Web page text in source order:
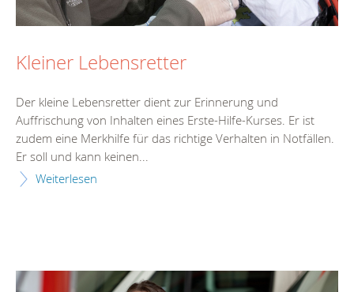
Kleiner Lebensretter
Der kleine Lebensretter dient zur Erinnerung und
Auffrischung von Inhalten eines Erste-Hilfe-Kurses. Er ist
zudem eine Merkhilfe für das richtige Verhalten in Notfällen.
Er soll und kann keinen...
Weiterlesen